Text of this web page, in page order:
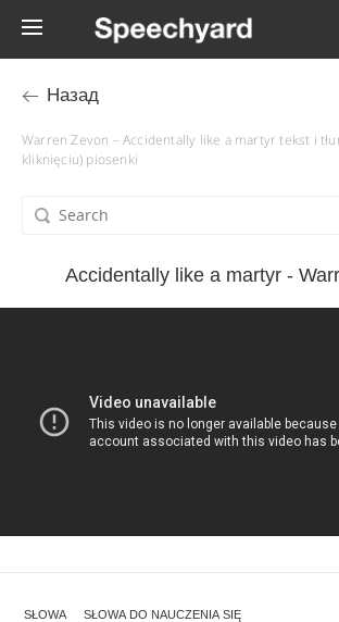
Назад
Warren Zevon – Accidentally like a martyr tekst i
kliknięciu) piosenki
Accidentally like a martyr -
SŁOWA SŁOWA DO NAUCZENIA SIĘ